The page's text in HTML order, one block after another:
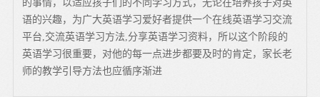
的事情，以适应孩子们的不同学习方式，无论在培养孩子对英
语的兴趣，为广大英语学习爱好者提供一个在线英语学习交流
平台,交流英语学习方法,分享英语学习资料，所以这个阶段的
英语学习很重要，对他的每一点进步都要及时的肯定，家长老
师的教学引导方法也应循序渐进